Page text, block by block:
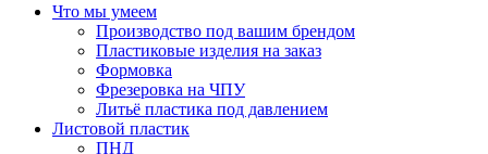
Что мы умеем
Производство под вашим брендом
Пластиковые изделия на заказ
Формовка
Фрезеровка на ЧПУ
Литьё пластика под давлением
Листовой пластик
ПНД